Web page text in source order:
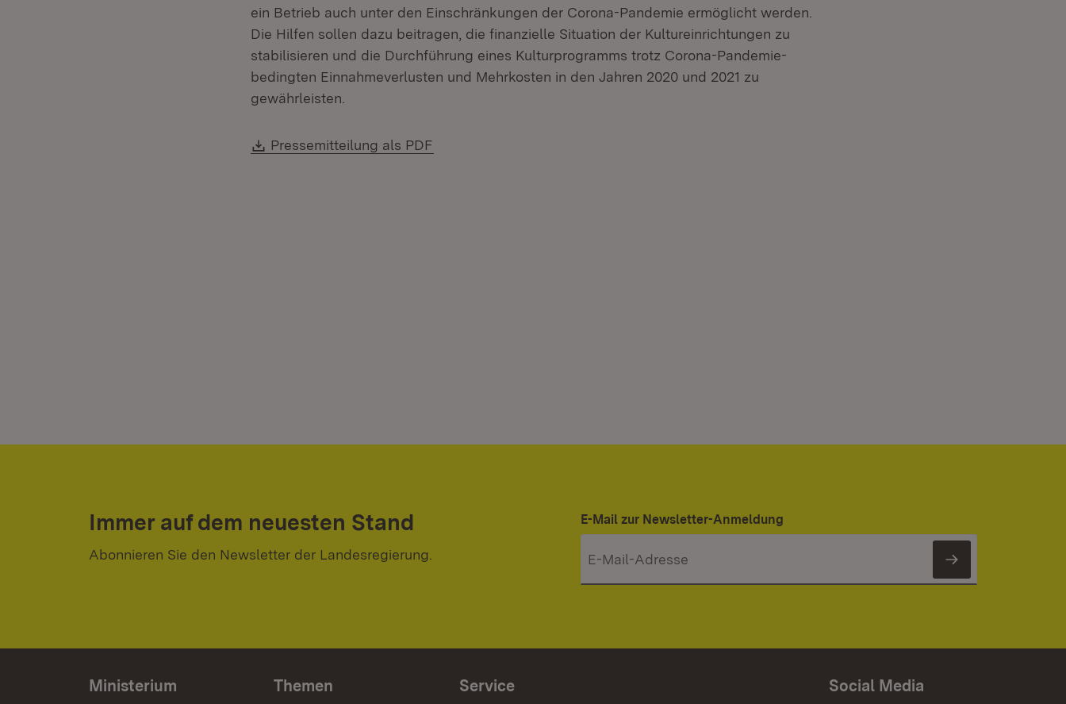
ein Betrieb auch unter den Einschränkungen der Corona-Pandemie ermöglicht werden.
Die Hilfen sollen dazu beitragen, die finanzielle Situation der Kultureinrichtungen zu
stabilisieren und die Durchführung eines Kulturprogramms trotz Corona-Pandemie-
bedingten Einnahmeverlusten und Mehrkosten in den Jahren 2020 und 2021 zu
gewährleisten.
Download:
Pressemitteilung als PDF
Immer auf dem neuesten Stand
Abonnieren Sie den Newsletter der Landesregierung.
E-Mail zur Newsletter-Anmeldung
Newsletter
Ministerium Themen Service Social Media